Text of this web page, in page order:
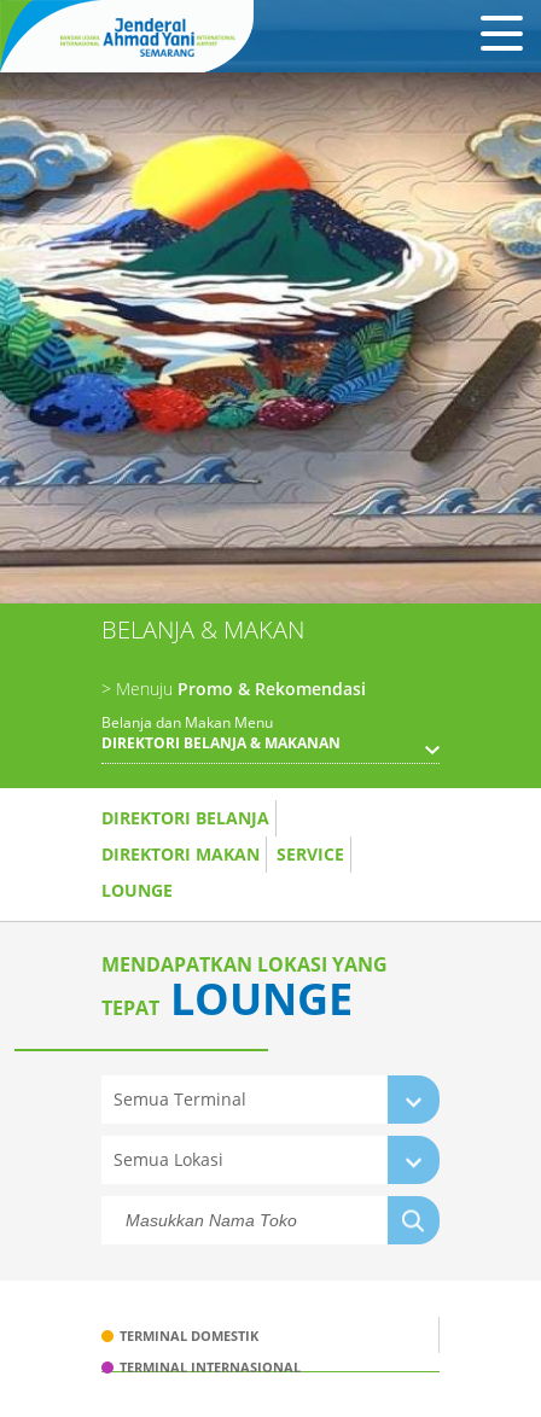
BELANJA & MAKAN
> Menuju Promo & Rekomendasi
Belanja dan Makan Menu
DIREKTORI BELANJA & MAKANAN
DIREKTORI BELANJA
DIREKTORI MAKAN
SERVICE
LOUNGE
MENDAPATKAN LOKASI YANG
TEPAT LOUNGE
Semua Terminal
Semua Lokasi
TERMINAL DOMESTIK
TERMINAL INTERNASIONAL